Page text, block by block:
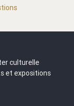
culturelle
et expositions